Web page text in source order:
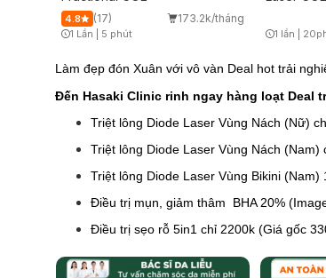
4.8 (17) 173.2k/tháng
1 Lần 5 phút 1 lần
Làm đẹp đón Xuân với vô vàn Deal hot trải
Đến Hasaki Clinic rinh ngay hàng loạt Deal
Triệt lông Diode Laser Vùng Nách (Nữ)
Triệt lông Diode Laser Vùng Nách (Nam)
Triệt lông Diode Laser Vùng Bikini (Nam)
Điều trị mụn, giảm thâm BHA 20%
Điều trị sẹo rỗ 5in1 chỉ 2200k (Giá gốc